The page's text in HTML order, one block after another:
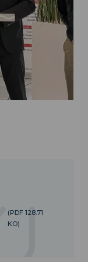
(PDF 128.71
KO)